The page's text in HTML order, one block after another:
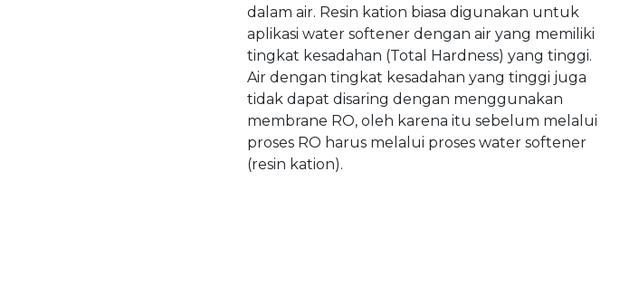
dalam air. Resin kation biasa digunakan untuk
aplikasi water softener dengan air yang memiliki
tingkat kesadahan (Total Hardness) yang tinggi.
Air dengan tingkat kesadahan yang tinggi juga
tidak dapat disaring dengan menggunakan
membrane RO, oleh karena itu sebelum melalui
proses RO harus melalui proses water softener
(resin kation).